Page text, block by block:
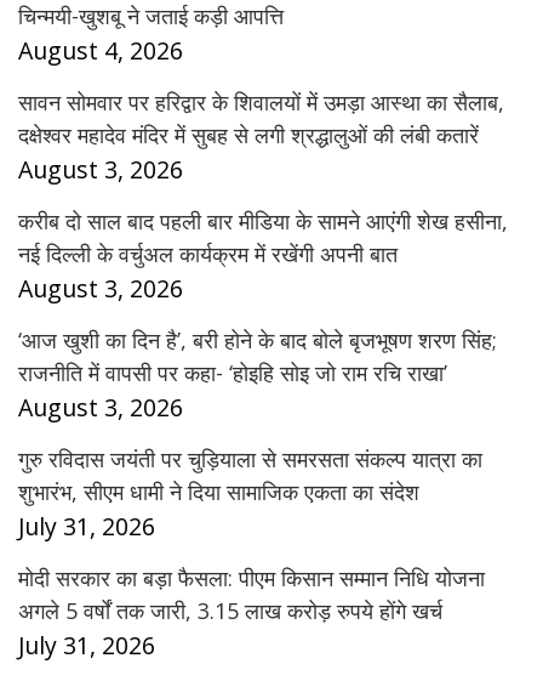
चिन्मयी-खुशबू ने जताई कड़ी आपत्ति
August 4, 2026
सावन सोमवार पर हरिद्वार के शिवालयों में उमड़ा आस्था का सैलाब,
दक्षेश्वर महादेव मंदिर में सुबह से लगी श्रद्धालुओं की लंबी कतारें
August 3, 2026
करीब दो साल बाद पहली बार मीडिया के सामने आएंगी शेख हसीना,
नई दिल्ली के वर्चुअल कार्यक्रम में रखेंगी अपनी बात
August 3, 2026
‘आज खुशी का दिन है’, बरी होने के बाद बोले बृजभूषण शरण सिंह;
राजनीति में वापसी पर कहा- ‘होइहि सोइ जो राम रचि राखा’
August 3, 2026
गुरु रविदास जयंती पर चुड़ियाला से समरसता संकल्प यात्रा का
शुभारंभ, सीएम धामी ने दिया सामाजिक एकता का संदेश
July 31, 2026
मोदी सरकार का बड़ा फैसला: पीएम किसान सम्मान निधि योजना
अगले 5 वर्षों तक जारी, 3.15 लाख करोड़ रुपये होंगे खर्च
July 31, 2026